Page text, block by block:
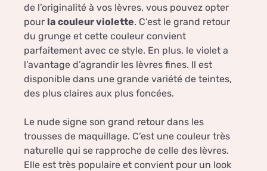
de l’originalité à vos lèvres, vous pouvez opter
pour la couleur violette. C’est le grand retour
du grunge et cette couleur convient
parfaitement avec ce style. En plus, le violet a
l’avantage d’agrandir les lèvres fines. Il est
disponible dans une grande variété de teintes,
des plus claires aux plus foncées.
Le nude signe son grand retour dans les
trousses de maquillage. C’est une couleur très
naturelle qui se rapproche de celle des lèvres.
Elle est très populaire et convient pour un look